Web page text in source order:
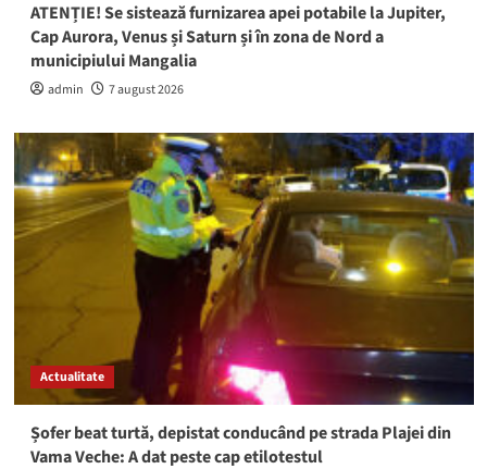
ATENȚIE! Se sistează furnizarea apei potabile la Jupiter,
Cap Aurora, Venus și Saturn și în zona de Nord a
municipiului Mangalia
admin 7 august 2026
Actualitate
Șofer beat turtă, depistat conducând pe strada Plajei din
Vama Veche: A dat peste cap etilotestul